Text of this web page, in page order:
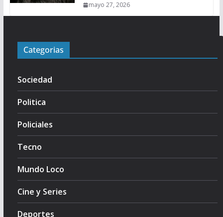
mayo 27, 2026
Categorias
Sociedad
Politica
Policiales
Tecno
Mundo Loco
Cine y Series
Deportes